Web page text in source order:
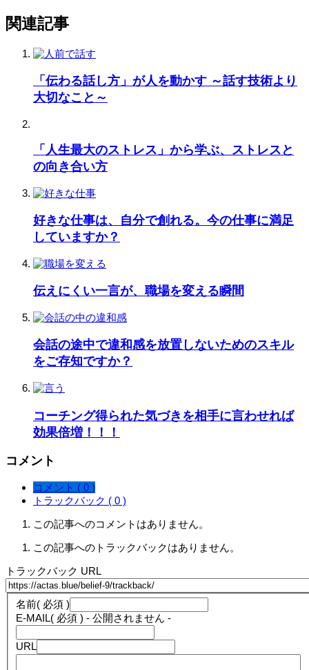
関連記事
「伝わる話し方」が人を動かす ～話す技術より
大切なこと～
「人生最大のストレス」から学ぶ、ストレスと
の向き合い方
好きな仕事は、自分で創れる。今の仕事に満足
していますか？
伝えにくい一言が、職場を変える瞬間
会話の途中で違和感を放置しないためのスキル
をご存知ですか？
コーチング得られた気づきを相手に言わせれば
効果倍増！！！
コメント
コメント ( 0 )
トラックバック ( 0 )
この記事へのコメントはありません。
この記事へのトラックバックはありません。
トラックバック URL
名前( 必須 )
E-MAIL( 必須 ) - 公開されません -
URL